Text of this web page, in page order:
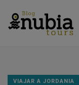
VIAJAR A JORDANIA